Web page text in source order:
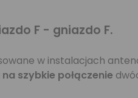
F - gniazdo F.
w instalacjach
szybkie połączenie